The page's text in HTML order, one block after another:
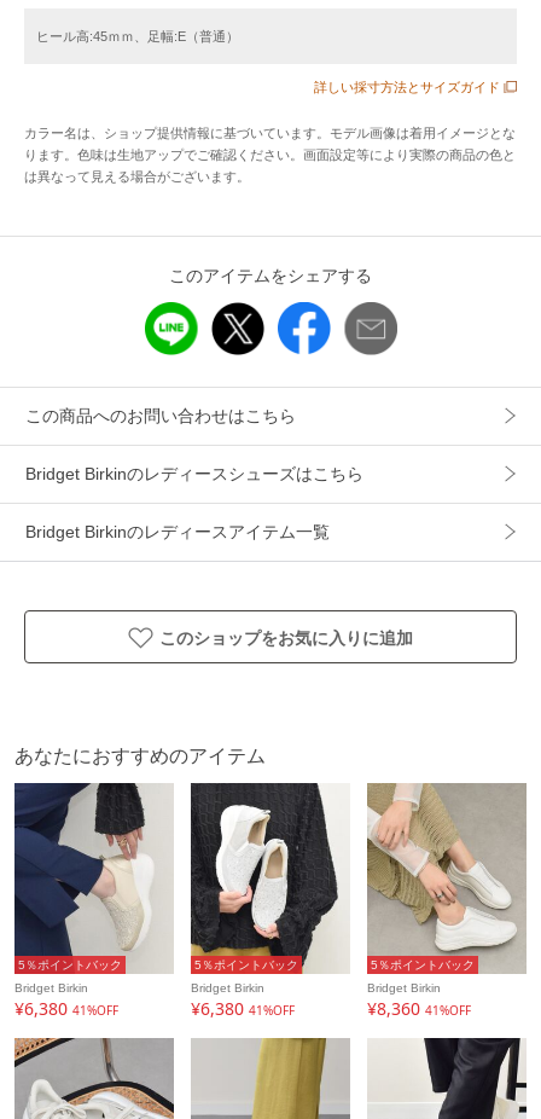
シーンで活躍する機能派ローファーです。
アイテム情報
配送料
送料無料
シューズ スニーカー
素材 甲材:合成皮革/合成繊維、底材:合成素材
ギフト 可
ヒール高:45ｍｍ、足幅:E（普通）
詳しい採寸方法とサイズガイド
カラー名は、ショップ提供情報に基づいています。モデル画像は着用イメージとな
ります。色味は生地アップでご確認ください。画面設定等により実際の商品の色と
は異なって見える場合がございます。
このアイテムをシェアする
この商品へのお問い合わせはこちら
Bridget Birkinのレディースシューズはこちら
Bridget Birkinのレディースアイテム一覧
このショップをお気に入りに追加
あなたにおすすめのアイテム
5％ポイントバック
Bridget Birkin
¥6,380 41%OFF
5％ポイントバック
Bridget Birkin
¥6,380 41%OFF
5％ポイントバック
Bridget Birkin
¥8,360 41%OFF